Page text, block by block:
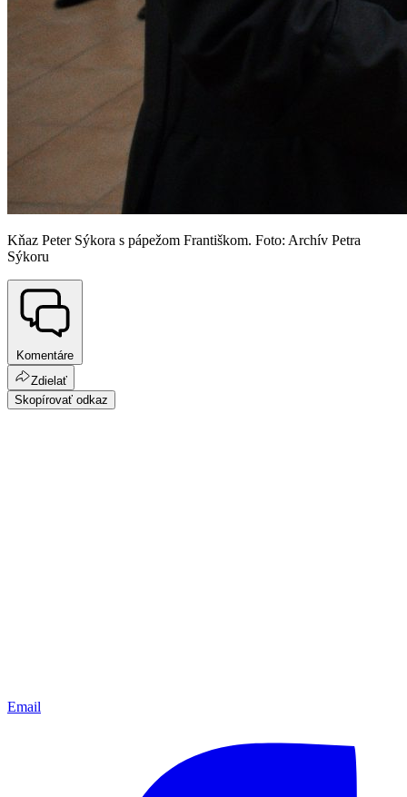
Kňaz Peter Sýkora s pápežom Františkom. Foto: Archív Petra
Sýkoru
Komentáre
Zdielať
Skopírovať odkaz
Email